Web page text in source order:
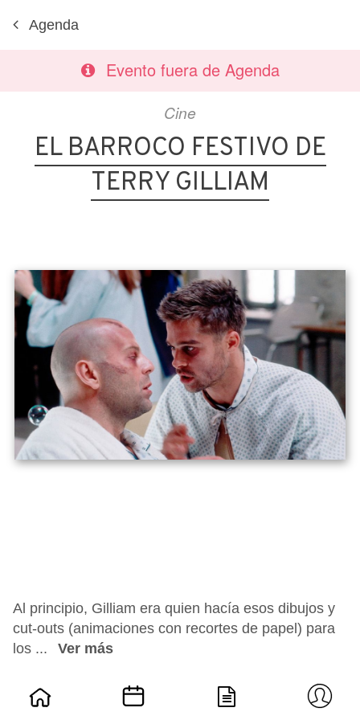
Agenda
Evento fuera de Agenda
Cine
EL BARROCO FESTIVO DE
TERRY GILLIAM
Al principio, Gilliam era quien hacía esos dibujos y
cut-outs (animaciones con recortes de papel) para
los ...
Ver más